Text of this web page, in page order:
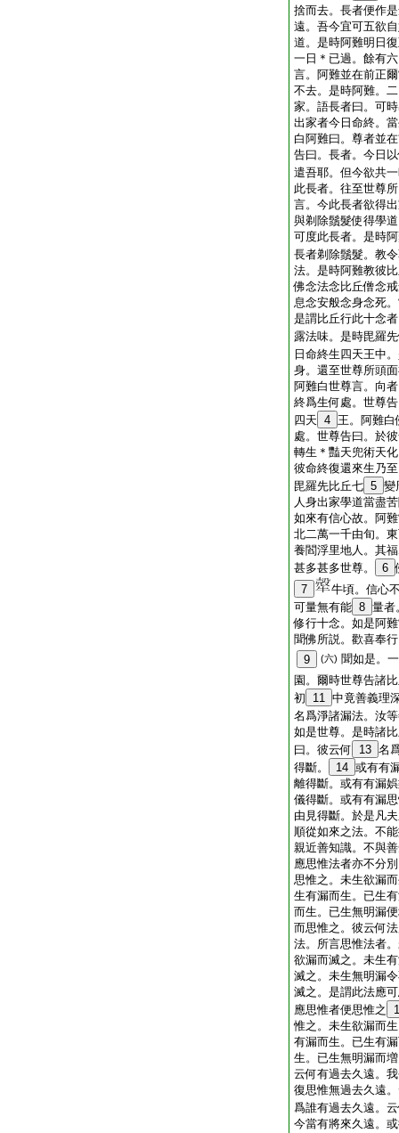
捨而去。長者便作
遠。吾今宜可五欲
道。是時阿難明日
一日＊已過。餘有
言。阿難並在前正
不去。是時阿難。
家。語長者曰。可
出家者今日命終。
白阿難曰。尊者並
告曰。長者。今日
遣吾耶。但今欲共
此長者。往至世尊
言。今此長者欲得
與剃除鬚髮使得學
可度此長者。是時
長者剃除鬚髮。教
法。是時阿難教彼
佛念法念比丘僧念
息念安般念身念死
是謂比丘行此十念
露法味。是時毘羅
日命終生四天王中
身。還至世尊所頭
阿難白世尊言。向
終爲生何處。世尊
四天 4 王。阿難白
處。世尊告曰。於
轉生＊豔天兜術天
彼命終復還來生乃
毘羅先比丘七 5 變
人身出家學道當盡
如來有信心故。阿
北二萬一千由旬。
養閻浮里地人。其
甚多甚多世尊。
6
7
牛頃。信心
可量無有能 8 量者
修行十念。如是阿
聞佛所説。歡喜奉行
9
(六) 聞如是。
園。爾時世尊告諸
初
11 中竟善義理
名爲淨諸漏法。汝
如是世尊。是時諸
曰。彼云何
13 名
得斷。
14 或有有
離得斷。或有有漏
儀得斷。或有有漏
由見得斷。於是凡
順從如來之法。不
親近善知識。不與
應思惟法者亦不分
思惟之。未生欲漏
生有漏而生。已生
而生。已生無明漏
而思惟之。彼云何
法。所言思惟法者
欲漏而滅之。未生
滅之。未生無明漏
滅之。是謂此法應
應思惟者便思惟之
惟之。未生欲漏而
有漏而生。已生有
生。已生無明漏而
云何有過去久遠。
復思惟無過去久遠
爲誰有過去久遠。
今當有將來久遠。